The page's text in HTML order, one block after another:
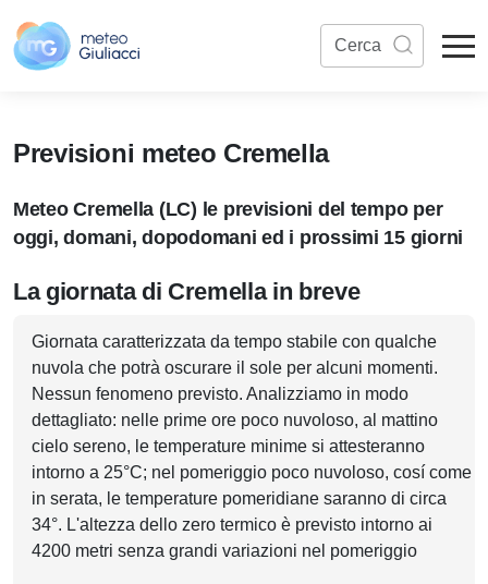
Previsioni meteo Cremella
Meteo Cremella (LC) le previsioni del tempo per
oggi, domani, dopodomani ed i prossimi 15 giorni
La giornata di Cremella in breve
Giornata caratterizzata da tempo stabile con qualche
nuvola che potrà oscurare il sole per alcuni momenti.
Nessun fenomeno previsto. Analizziamo in modo
dettagliato: nelle prime ore poco nuvoloso, al mattino
cielo sereno, le temperature minime si attesteranno
intorno a 25°C; nel pomeriggio poco nuvoloso, cosí come
in serata, le temperature pomeridiane saranno di circa
34°. L'altezza dello zero termico è previsto intorno ai
4200 metri senza grandi variazioni nel pomeriggio